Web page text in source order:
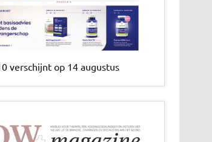
verschijnt op 14 augustus